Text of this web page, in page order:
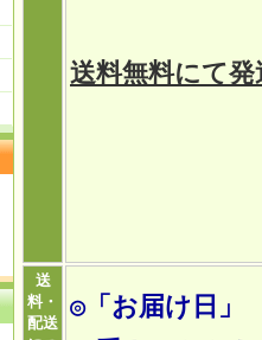
送料無料にて
送
料・
配送
◎「お届け日」